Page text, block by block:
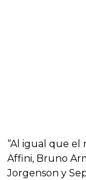
“Al igual que el
Affini, Bruno
Jorgenson y